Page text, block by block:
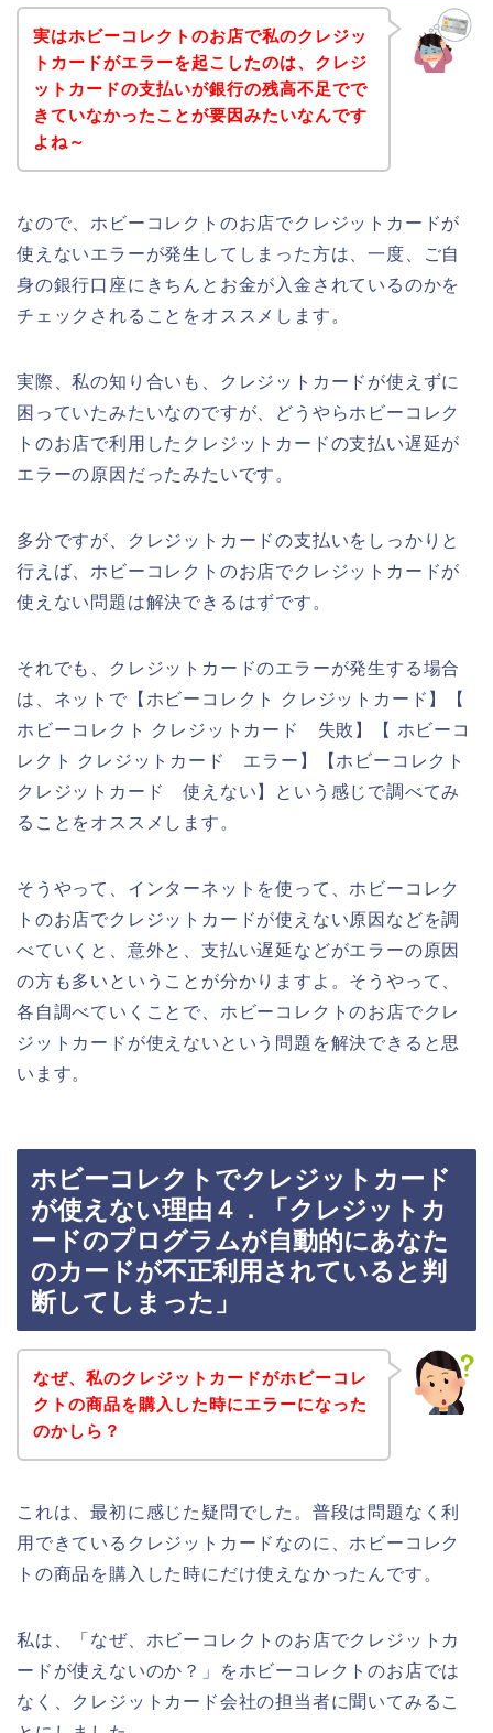
実はホビーコレクトのお店で私のクレジッ
トカードがエラーを起こしたのは、クレジ
ットカードの支払いが銀行の残高不足でで
きていなかったことが要因みたいなんです
よね～
なので、ホビーコレクトのお店でクレジットカードが
使えないエラーが発生してしまった方は、一度、ご自
身の銀行口座にきちんとお金が入金されているのかを
チェックされることをオススメします。
実際、私の知り合いも、クレジットカードが使えずに
困っていたみたいなのですが、どうやらホビーコレク
トのお店で利用したクレジットカードの支払い遅延が
エラーの原因だったみたいです。
多分ですが、クレジットカードの支払いをしっかりと
行えば、ホビーコレクトのお店でクレジットカードが
使えない問題は解決できるはずです。
それでも、クレジットカードのエラーが発生する場合
は、ネットで【ホビーコレクト クレジットカード】【
ホビーコレクト クレジットカード 失敗】【 ホビーコ
レクト クレジットカード エラー】【ホビーコレクト
クレジットカード 使えない】という感じで調べてみ
ることをオススメします。
そうやって、インターネットを使って、ホビーコレク
トのお店でクレジットカードが使えない原因などを調
べていくと、意外と、支払い遅延などがエラーの原因
の方も多いということが分かりますよ。そうやって、
各自調べていくことで、ホビーコレクトのお店でクレ
ジットカードが使えないという問題を解決できると思
います。
ホビーコレクトでクレジットカード
が使えない理由４．「クレジットカ
ードのプログラムが自動的にあなた
のカードが不正利用されていると判
断してしまった」
なぜ、私のクレジットカードがホビーコレ
クトの商品を購入した時にエラーになった
のかしら？
これは、最初に感じた疑問でした。普段は問題なく利
用できているクレジットカードなのに、ホビーコレク
トの商品を購入した時にだけ使えなかったんです。
私は、「なぜ、ホビーコレクトのお店でクレジットカ
ードが使えないのか？」をホビーコレクトのお店では
なく、クレジットカード会社の担当者に聞いてみるこ